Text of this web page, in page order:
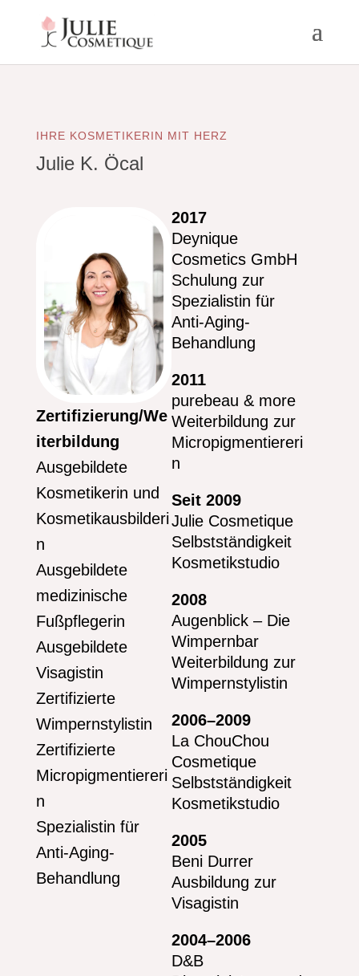
IHRE KOSMETIKERIN MIT HERZ
Julie K. Öcal
Zertifizierung/We
iterbildung
Ausgebildete
Kosmetikerin und
Kosmetikausbilderi
n
Ausgebildete
medizinische
Fußpflegerin
Ausgebildete
Visagistin
Zertifizierte
Wimpernstylistin
Zertifizierte
Micropigmentiereri
n
Spezialistin für
Anti-Aging-
Behandlung
2017
Deynique
Cosmetics GmbH
Schulung zur
Spezialistin für
Anti-Aging-
Behandlung
2011
purebeau & more
Weiterbildung zur
Micropigmentiereri
n
Seit 2009
Julie Cosmetique
Selbstständigkeit
Kosmetikstudio
2008
Augenblick – Die
Wimpernbar
Weiterbildung zur
Wimpernstylistin
2006–2009
La ChouChou
Cosmetique
Selbstständigkeit
Kosmetikstudio
2005
Beni Durrer
Ausbildung zur
Visagistin
2004–2006
D&B